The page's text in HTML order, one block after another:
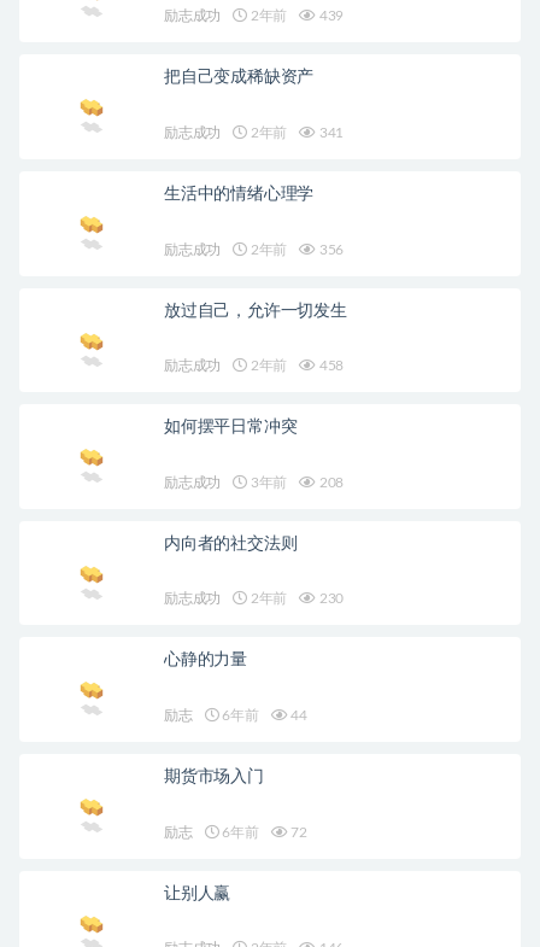
励志成功 2年前 439
把自己变成稀缺资产
励志成功 2年前 341
生活中的情绪心理学
励志成功 2年前 356
放过自己，允许一切发生
励志成功 2年前 458
如何摆平日常冲突
励志成功 3年前 208
内向者的社交法则
励志成功 2年前 230
心静的力量
励志 6年前 44
期货市场入门
励志 6年前 72
让别人赢